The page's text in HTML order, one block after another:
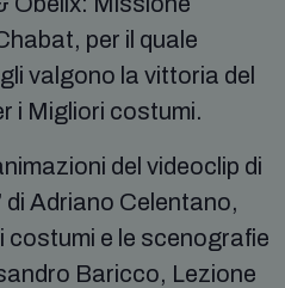
per il quale
valgono la vittoria del
i Migliori costumi.
del videoclip di
di Adriano Celentano,
costumi e le scenografie
Baricco, Lezione